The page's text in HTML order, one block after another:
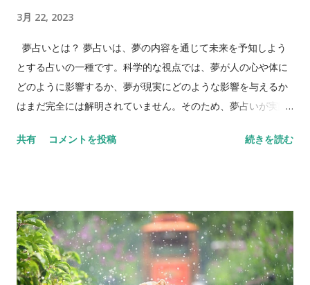
3月 22, 2023
夢占いとは？ 夢占いは、夢の内容を通じて未来を予知しよう
とする占いの一種です。科学的な視点では、夢が人の心や体に
どのように影響するか、夢が現実にどのような影響を与えるか
はまだ完全には解明されていません。そのため、夢占いが実際
し、心理学的な観点から見ると、夢は人の内面や無意識に関係
れません。 夢占いが未来を予知できるかどうかはともかく、夢
には自分自身の内面に関する貴重な情報が含まれている可能性
があります。夢を注意深く観察し、その内容について考えるこ
とで、自己理解や問題解決に役立てることができるのです。 夢
共有 コメントを投稿 続きを読む